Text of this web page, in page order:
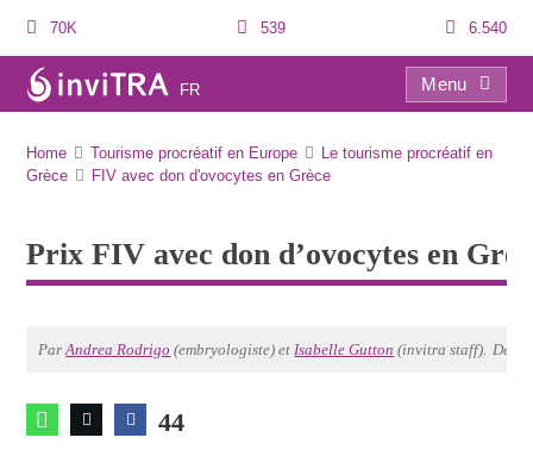
70K 539 6.540
FR
Menu
Home Tourisme procréatif en Europe
Le tourisme procréatif en
Grèce
FIV avec don d'ovocytes en Grèce
Prix FIV avec don d’ovocytes en
ParAndrea Rodrigo (embryologiste) etIsabelle Gutton (invitra staff).
44